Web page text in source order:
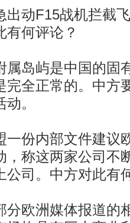
动F15战机拦截飞
有何评论？
岛屿是中国的固
完全正常的。中方
。
份内部文件建议
，称这两家公司不
公司。中方对此有
欧洲媒体报道的